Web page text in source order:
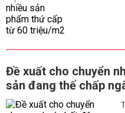
Đề xuất cho chuyển
sản đang thế chấp